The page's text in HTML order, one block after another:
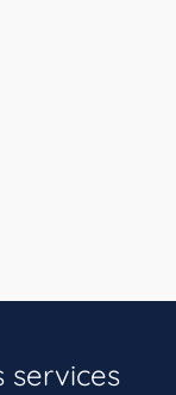
services